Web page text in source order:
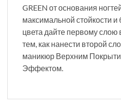
GREEN от основания
максимальной стойкости
цвета дайте первому слою
тем, как нанести второй
маникюр Верхним
Эффектом.